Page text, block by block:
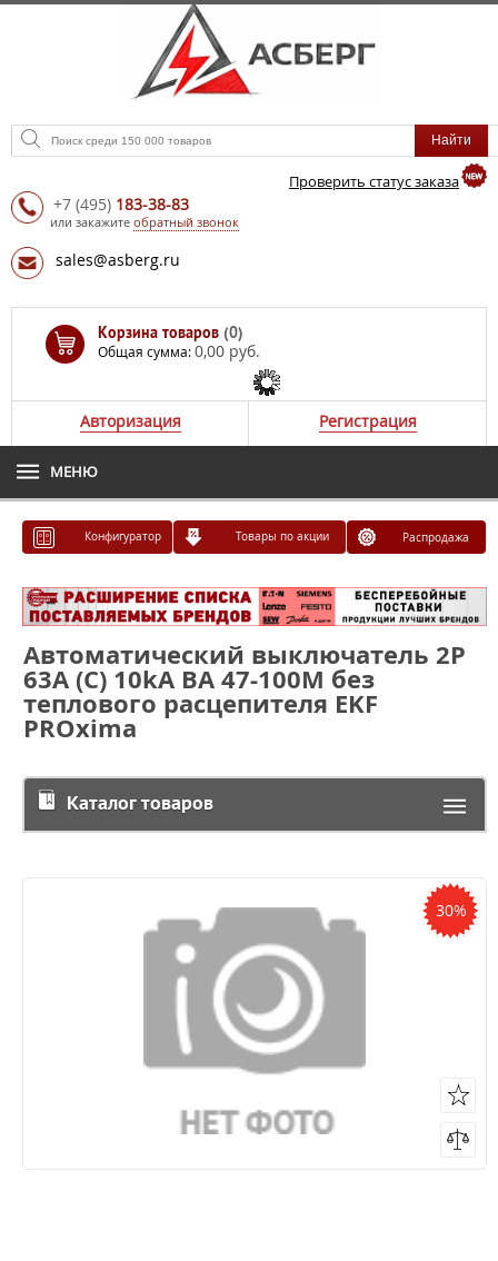
Проверить статус заказа
+7 (495) 183-38-83
или закажите обратный звонок
sales@asberg.ru
Корзина товаров (0)
Общая сумма:0,00 руб.
Авторизация Регистрация
МЕНЮ
Конфигуратор Товары по акции Распродажа
Автоматический выключатель 2P
63А (C) 10kA ВА 47-100M без
теплового расцепителя EKF
PROxima
Каталог товаров
30%